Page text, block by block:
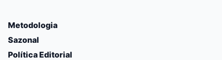
Metodologia
Sazonal
Política Editorial